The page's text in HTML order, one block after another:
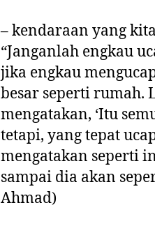
– kendaraan yang
“Janganlah engkau
jika engkau
besar seperti rumah.
mengatakan, ‘Itu
tetapi, yang tepat
mengatakan seperti
sampai dia akan
Ahmad)